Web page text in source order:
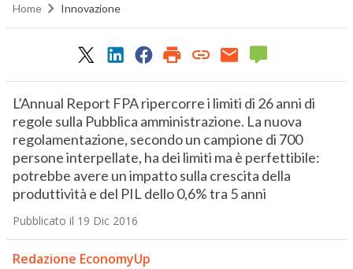
Home Innovazione
L’Annual Report FPA ripercorre i limiti di 26 anni di
regole sulla Pubblica amministrazione. La nuova
regolamentazione, secondo un campione di 700
persone interpellate, ha dei limiti ma è perfettibile:
potrebbe avere un impatto sulla crescita della
produttività e del PIL dello 0,6% tra 5 anni
Pubblicato il 19 Dic 2016
Redazione EconomyUp